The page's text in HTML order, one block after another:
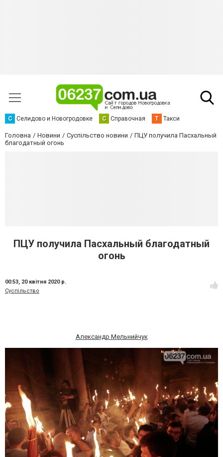
С Селидово и Новогродовке С Справочная Т Такси
Головна Новини Суспільство новини
ПЦУ получила Пасхальный
благодатный огонь
ПЦУ получила Пасхальный благодатный
огонь
00:53, 20 квітня 2020 р.
Суспільство
Александр Мельнийчук